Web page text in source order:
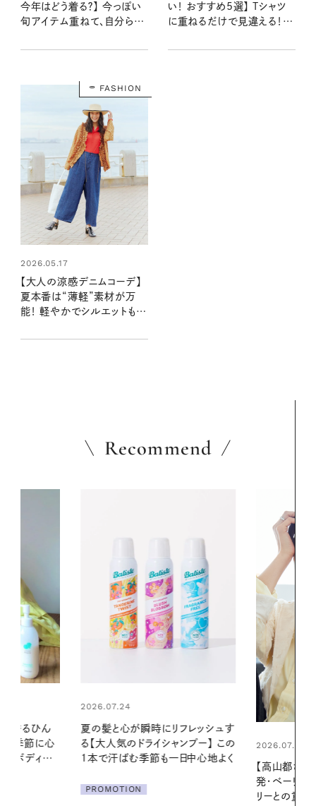
今年はどう着る？】 今っぽい
旬アイテム重ねて、自分らし
い！ おすすめ5選】 Tシャツ
に重ねるだけで見違える！
新
FASHION
2026.05.17
【大人の涼感デニムコーデ】
夏本番は“薄軽”素材が万
能！ 軽やかでシルエットもき
Recommend
レッシュす
プー】 この
中心地よく
2026.07.21
リーとの重ねづけも素敵な大人の
2026.06.01
える夜の爽